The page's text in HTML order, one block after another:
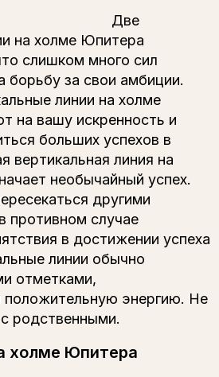
Две
на холме Юпитера
слишком много сил
борьбу за свои амбиции.
линии на холме
на вашу искренность и
больших успехов в
вертикальная линия на
необычайный успех.
другими
противном случае
в достижении успеха
линии обычно
отметками,
энергию. Не
родственными.
холме Юпитера